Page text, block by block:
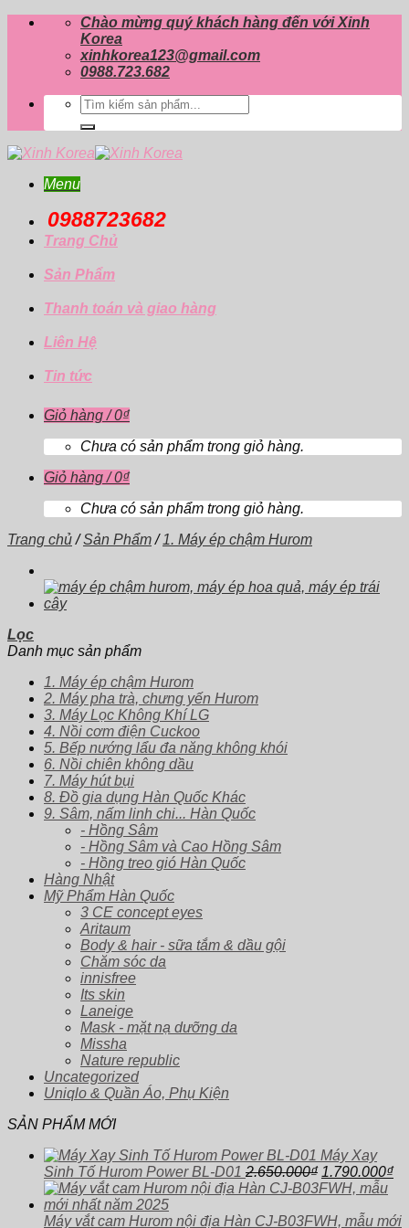
Skip
Chào mừng quý khách hàng đến với Xinh
Korea
xinhkorea123@gmail.com
0988.723.682
Tìm
kiếm:
Menu
0988723682
Trang Chủ
Sản Phẩm
Thanh toán và giao hàng
Liên Hệ
Tin tức
Giỏ hàng /0₫
Chưa có sản phẩm trong giỏ hàng.
Giỏ hàng /0₫
Chưa có sản phẩm trong giỏ hàng.
Trang chủ / Sản Phẩm / 1. Máy ép chậm Hurom
Lọc
Danh mục sản phẩm
1. Máy ép chậm Hurom
2. Máy pha trà, chưng yến Hurom
3. Máy Lọc Không Khí LG
4. Nồi cơm điện Cuckoo
5. Bếp nướng lẩu đa năng không khói
6. Nồi chiên không dầu
7. Máy hút bụi
8. Đồ gia dụng Hàn Quốc Khác
9. Sâm, nấm linh chi... Hàn Quốc
- Hồng Sâm
- Hồng Sâm và Cao Hồng Sâm
- Hồng treo gió Hàn Quốc
Hàng Nhật
Mỹ Phẩm Hàn Quốc
3 CE concept eyes
Aritaum
Body & hair - sữa tắm & dầu gội
Chăm sóc da
innisfree
Its skin
Laneige
Mask - mặt nạ dưỡng da
Missha
Nature republic
Uncategorized
Uniqlo & Quần Áo, Phụ Kiện
SẢN PHẨM MỚI
Máy Xay
Sinh Tố Hurom Power BL-D01 2.650.000₫ Giá
gốc
2.650.000₫.
1.790.000₫
là:
Máy vắt cam Hurom nội địa Hàn CJ-B03FWH, mẫu mới